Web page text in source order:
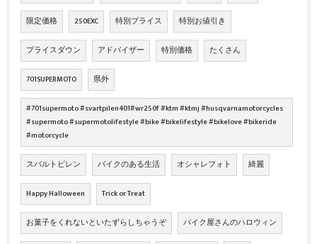
限定価格 250EXC 特別プライス 特別お値引き
プライスダウン アドバイザー 特別価格 たくさん
701SUPERMOTO 県外
#701supermoto #svartpilen401#wr250f #ktm #ktmj #husqvarnamotorcycles
#supermoto #supermotolifestyle #bike #bikelifestyle #bikelove #bikeride
#motorcycle
スバルトピレン バイクのある生活 オシャレフォト 綺麗
Happy Halloween Trick or Treat
お菓子をくれないといたずらしちゃうぞ バイク屋さんのハロウィン